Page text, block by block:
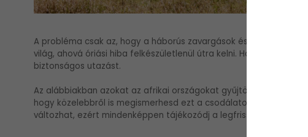
A probléma csak az, hogy a háborús zavargások és a vadvilág
világ, ahová óriási hiba felkészületlenül útra kelni. Ha mindez
biztonságos utazást.
Az alábbiakban azokat az afrikai országokat gyűjtöttük össze,
hogy közelebbről is megismerhesd ezt a csodálatos kontinenst!
változhat, ezért mindenképpen tájékozódj a legfrissebb